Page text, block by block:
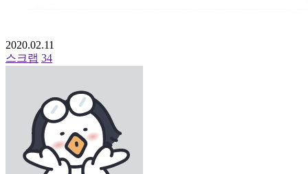
2020.02.11
스크랩 34